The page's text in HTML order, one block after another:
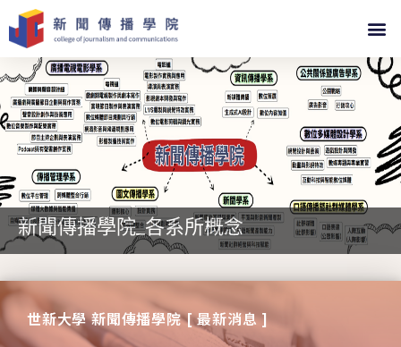
新聞傳播學院_各系所概念
世新大學 新聞傳播學院 [ 最新消息 ]